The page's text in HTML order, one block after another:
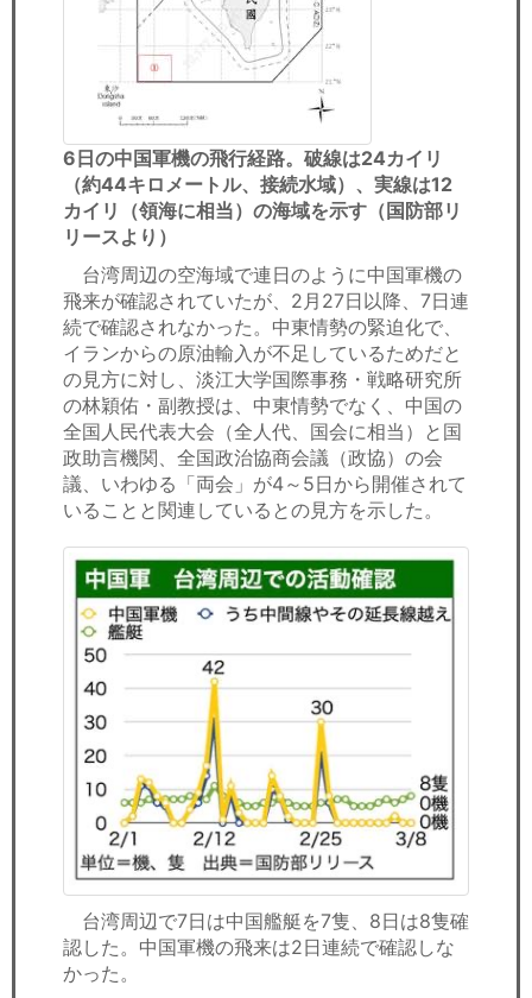
6日の中国軍機の飛行経路。破線は24カイリ
（約44キロメートル、接続水域）、実線は12
カイリ（領海に相当）の海域を示す（国防部リ
リースより）
台湾周辺の空海域で連日のように中国軍機の
飛来が確認されていたが、2月27日以降、7日連
続で確認されなかった。中東情勢の緊迫化で、
イランからの原油輸入が不足しているためだと
の見方に対し、淡江大学国際事務・戦略研究所
の林穎佑・副教授は、中東情勢でなく、中国の
全国人民代表大会（全人代、国会に相当）と国
政助言機関、全国政治協商会議（政協）の会
議、いわゆる「両会」が4～5日から開催されて
いることと関連しているとの見方を示した。
台湾周辺で7日は中国艦艇を7隻、8日は8隻確
認した。中国軍機の飛来は2日連続で確認しな
かった。